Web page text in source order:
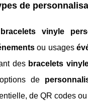
de
bracelets vinyle
ou usages
des bracelets
de
de QR codes